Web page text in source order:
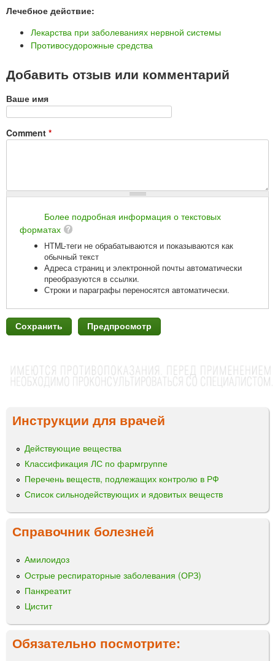
Лечебное действие:
Лекарства при заболеваниях нервной системы
Противосудорожные средства
Добавить отзыв или комментарий
Ваше имя
Comment *
Более подробная информация о текстовых
форматах
HTML-теги не обрабатываются и показываются как
обычный текст
Адреса страниц и электронной почты автоматически
преобразуются в ссылки.
Строки и параграфы переносятся автоматически.
Инструкции для врачей
Действующие вещества
Классификация ЛС по фармгруппе
Перечень веществ, подлежащих контролю в РФ
Список сильнодействующих и ядовитых веществ
Справочник болезней
Амилоидоз
Острые респираторные заболевания (ОРЗ)
Панкреатит
Цистит
Обязательно посмотрите: